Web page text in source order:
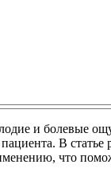
и болевые
В статье
что